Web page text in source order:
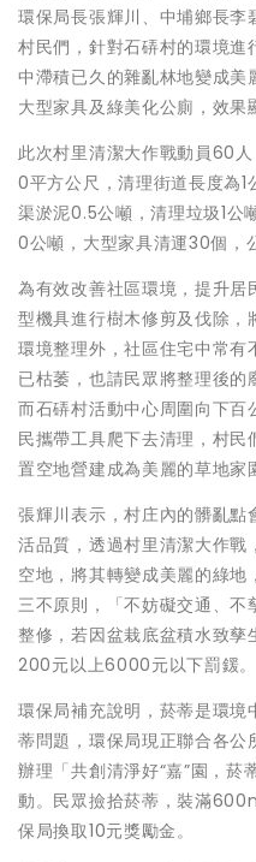
環保局長張輝川、中埔鄉長
村民們，針對石硦村的環境
中滯積已久的雜亂林地變成
大型家具及綠美化公廁，效果
此次村里清潔大作戰動員60
0平方公尺，清理街道長度為
渠淤泥0.5公噸，清理垃圾1公
0公噸，大型家具清運30個，
為有效改善社區環境，提升
型機具進行樹木修剪及伐除，
環境整理外，社區住宅中常
已枯萎，也請民眾將整理後的
而石硦村活動中心周圍向下
民攜帶工具爬下去清理，村
置空地營建成為美麗的草地家
張輝川表示，村庄內的髒亂
活品質，透過村里清潔大作
空地，將其轉變成美麗的綠
三不原則，「不妨礙交通、
整修，若因盆栽底盆積水致孳
200元以上6000元以下罰鍰。
環保局補充說明，菸蒂是環
蒂問題，環保局現正聯合各
辦理「共創清淨好“嘉”園，菸
動。民眾撿拾菸蒂，裝滿
保局換取10元獎勵金。